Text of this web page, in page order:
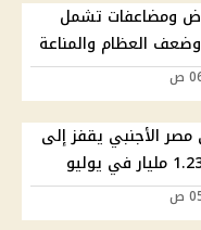
د.. 7 أعراض ومضاعفات تشمل
العظام والمناعة
مصر الأجنبي يقفز إلى